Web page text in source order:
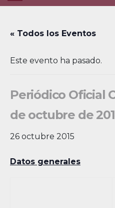
« Todos los Eventos
Este evento ha pasado.
Periódico Oficial
de octubre de
26 octubre 2015
Datos generales